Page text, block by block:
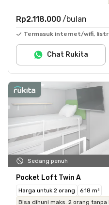
Rp2.118.000 /bulan
Termasuk internet/wifi,
Chat Rukita
Sedang penuh
Pocket Loft Twin A
Harga untuk 2 orang
6.18 m²
Bisa dihuni maks. 2 orang tanpa